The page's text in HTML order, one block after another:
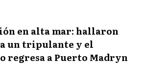
en alta mar: hallaron
un tripulante y el
regresa a Puerto Madryn